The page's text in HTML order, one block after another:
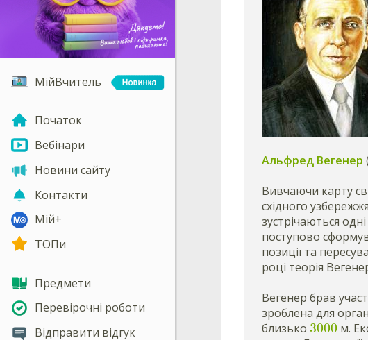
МійВчитель
Початок
Вебінари
Новини сайту
Контакти
Мій+
ТОПи
Предмети
Перевірочні роботи
Відправити відгук
Альфред Вегенер (
Вивчаючи карту
східного
зустрічаються
поступово
позиції та
році теорія
Вегенер брав
зроблена для
близько 3000 м.